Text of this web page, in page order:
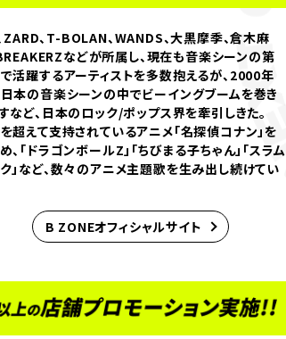
合格者特典
スケジュール
募集要項
ZARD、T-BOLAN、WANDS、大黒摩季、倉木麻
などが所属し、現在も音楽シーンの第
活躍するアーティストを多数抱えるが、2000年
本の音楽シーンの中でビーイングブームを巻き
など、日本のロック/ポップス界を牽引しきた。
超えて支持されているアニメ「名探偵コナン」を
、「ドラゴンボールZ」「ちびまる子ちゃん」「スラム
」など、数々のアニメ主題歌を生み出し続けてい
B ZONEオフィシャルサイト